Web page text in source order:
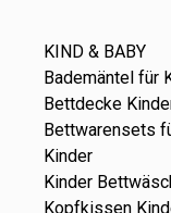
KIND & BABY
Bademäntel für
Bettdecke
Bettwarensets
Kinder
Kinder
Kopfkissen